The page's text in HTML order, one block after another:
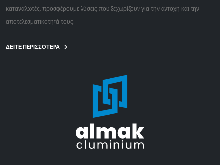
καταναλωτές, προσφέρουμε λύσεις που ξεχωρίζουν για την αντοχή και την
αποτελεσματικότητά τους.
ΔΕΙΤΕ ΠΕΡΙΣΣΟΤΕΡΑ